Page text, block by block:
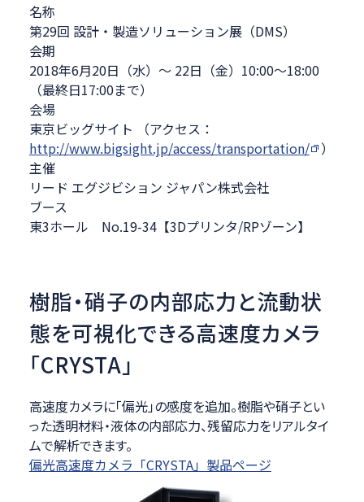
名称
第29回 設計・製造ソリューション展（DMS）
会期
2018年6月20日（水）～ 22日（金）10:00～18:00
（最終日17:00まで）
会場
東京ビッグサイト （アクセス：
http://www.bigsight.jp/access/transportation/
）
主催
リード エグジビション ジャパン株式会社
ブース
東3ホール No.19-34【3Dプリンタ/RPゾーン】
樹脂・硝子の内部応力と流動状
態を可視化できる高速度カメラ
「CRYSTA」
高速度カメラに「偏光」の感度を追加。樹脂や硝子とい
った透明材料・液体の内部応力、残留応力をリアルタイ
ムで解析できます。
偏光高速度カメラ「CRYSTA」製品ページ